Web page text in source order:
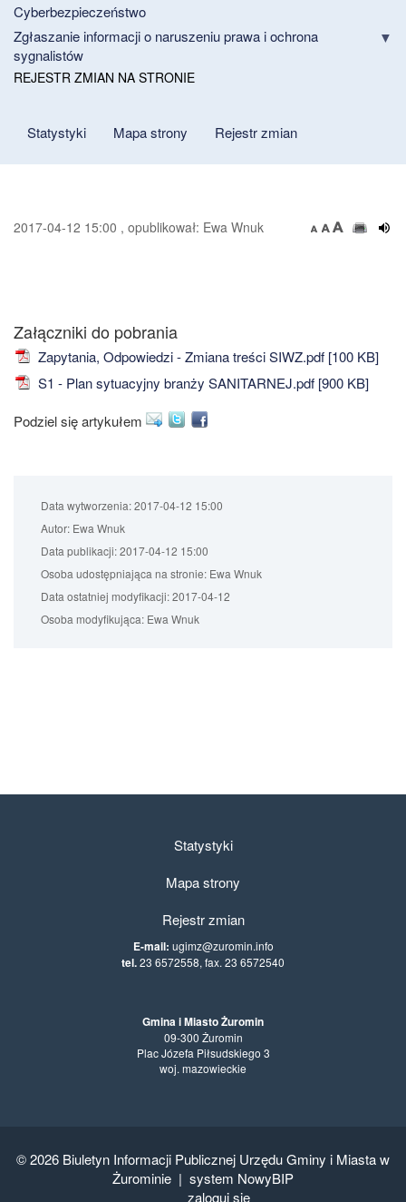
Cyberbezpieczeństwo
Zgłaszanie informacji o naruszeniu prawa i ochrona
sygnalistów
REJESTR ZMIAN NA STRONIE
Statystyki Mapa strony Rejestr zmian
2017-04-12 15:00 , opublikował: Ewa Wnuk
Załączniki do pobrania
Zapytania, Odpowiedzi - Zmiana treści SIWZ.pdf [100 KB]
S1 - Plan sytuacyjny branży SANITARNEJ.pdf [900 KB]
Podziel się artykułem
Data wytworzenia:2017-04-12 15:00
Autor: Ewa Wnuk
Data publikacji:2017-04-12 15:00
Osoba udostępniająca na stronie: Ewa Wnuk
Data ostatniej modyfikacji:2017-04-12
Osoba modyfikująca: Ewa Wnuk
Statystyki
Mapa strony
Rejestr zmian
E-mail: ugimz@zuromin.info
tel.23 6572558, fax. 23 6572540
Gmina i Miasto Żuromin
09-300 Żuromin
Plac Józefa Piłsudskiego 3
woj. mazowieckie
© 2026 Biuletyn Informacji Publicznej Urzędu Gminy i Miasta w
Żurominie | system NowyBIP
zaloguj się